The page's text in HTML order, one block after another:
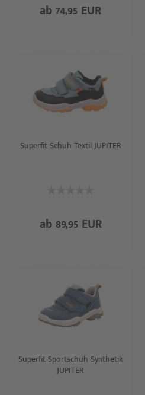
ab 74,95 EUR
Superfit Schuh Textil JUPITER
ab 89,95 EUR
Superfit Sportschuh Synthetik
JUPITER